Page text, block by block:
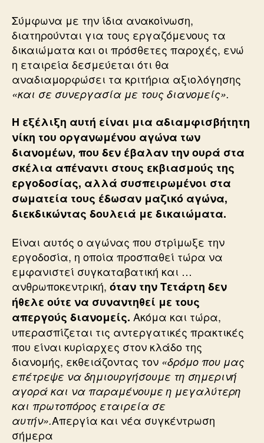
Σύμφωνα με την ίδια ανακοίνωση,
διατηρούνται για τους εργαζόμενους τα
δικαιώματα και οι πρόσθετες παροχές, ενώ
η εταιρεία δεσμεύεται ότι θα
αναδιαμορφώσει τα κριτήρια αξιολόγησης
«και σε συνεργασία με τους διανομείς».
Η εξέλιξη αυτή είναι μια αδιαμφισβήτητη
νίκη του οργανωμένου αγώνα των
διανομέων, που δεν έβαλαν την ουρά στα
σκέλια απέναντι στους εκβιασμούς της
εργοδοσίας, αλλά συσπειρωμένοι στα
σωματεία τους έδωσαν μαζικό αγώνα,
διεκδικώντας δουλειά με δικαιώματα.
Είναι αυτός ο αγώνας που στρίμωξε την
εργοδοσία, η οποία προσπαθεί τώρα να
εμφανιστεί συγκαταβατική και …
ανθρωποκεντρική, όταν την Τετάρτη δεν
ήθελε ούτε να συναντηθεί με τους
απεργούς διανομείς. Ακόμα και τώρα,
υπερασπίζεται τις αντεργατικές πρακτικές
που είναι κυρίαρχες στον κλάδο της
διανομής, εκθειάζοντας τον «δρόμο που μας
επέτρεψε να δημιουργήσουμε τη σημερινή
αγορά και να παραμένουμε η μεγαλύτερη
και πρωτοπόρος εταιρεία σε
αυτήν».Απεργία και νέα συγκέντρωση
σήμερα